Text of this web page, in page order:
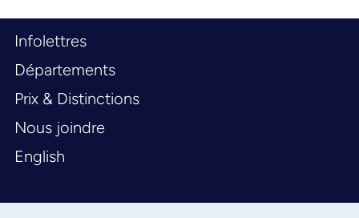
Infolettres
Départements
Prix & Distinctions
Nous joindre
English